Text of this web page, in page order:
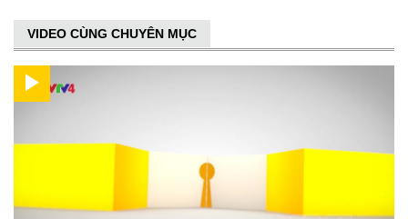
VIDEO CÙNG CHUYÊN MỤC